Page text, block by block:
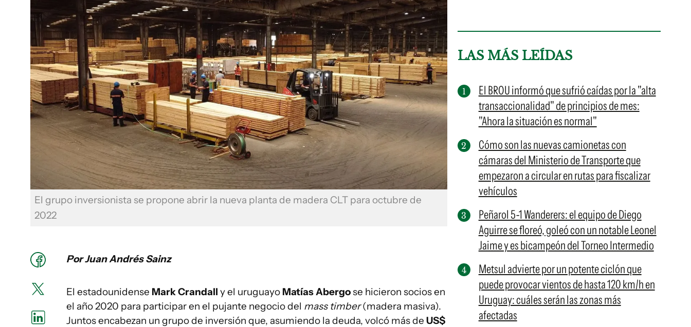
El grupo inversionista se propone abrir la nueva planta de madera CLT para octubre de
2022
Por Juan Andrés Sainz
El estadounidense Mark Crandall y el uruguayo Matías Abergose hicieron socios en
el año 2020 para participar en el pujante negocio del mass timber(madera masiva).
Juntos encabezan un grupo de inversión que, asumiendo la deuda, volcó más de US$
LAS MÁS LEÍDAS
El BROU informó que sufrió caídas por la "alta
transaccionalidad" de principios de mes:
"Ahora la situación es normal"
Cómo son las nuevas camionetas con
cámaras del Ministerio de Transporte que
empezaron a circular en rutas para fiscalizar
vehículos
Peñarol 5-1 Wanderers: el equipo de Diego
Aguirre se floreó, goleó con un notable Leonel
Jaime y es bicampeón del Torneo Intermedio
Metsul advierte por un potente ciclón que
puede provocar vientos de hasta 120 km/h en
Uruguay: cuáles serán las zonas más
afectadas